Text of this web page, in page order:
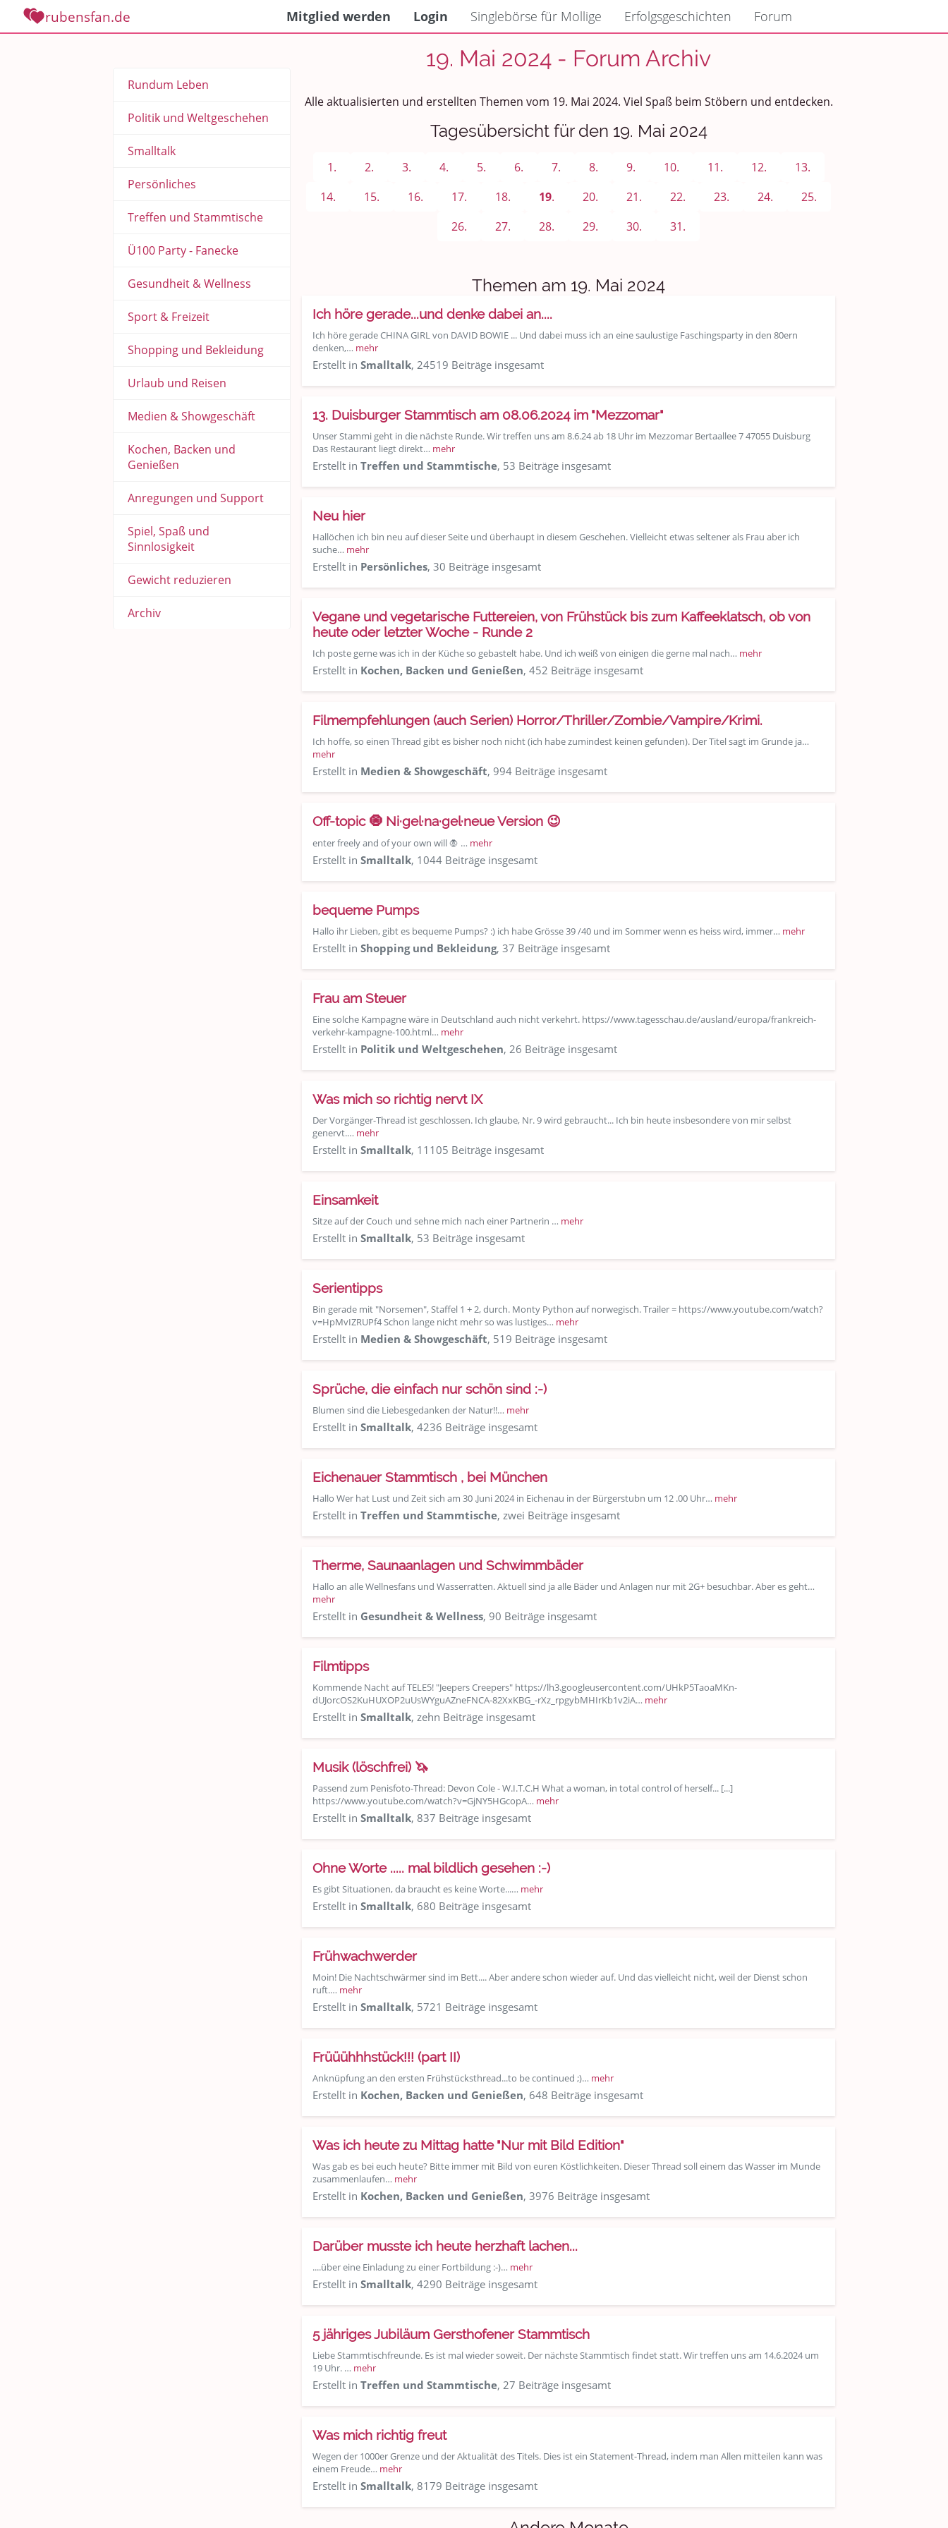
rubensfan.de Mitglied werden Login Singlebörse für Mollige Erfolgsgeschichten Forum
Rundum Leben
Politik und Weltgeschehen
Smalltalk
Persönliches
Treffen und Stammtische
Ü100 Party - Fanecke
Gesundheit & Wellness
Sport & Freizeit
Shopping und Bekleidung
Urlaub und Reisen
Medien & Showgeschäft
Kochen, Backen und
Genießen
Anregungen und Support
Spiel, Spaß und
Sinnlosigkeit
Gewicht reduzieren
Archiv
19. Mai 2024 - Forum Archiv
Alle aktualisierten und erstellten Themen vom 19. Mai 2024. Viel Spaß beim Stöbern und entdecken.
Tagesübersicht für den 19. Mai 2024
1. 2. 3. 4. 5. 6. 7. 8. 9. 10. 11. 12.
13.
14.
15. 16. 17. 18. 19. 20. 21. 22. 23. 24.
25.
26.
27. 28. 29. 30. 31.
Themen am 19. Mai 2024
Ich höre gerade...und denke dabei an....
Ich höre gerade CHINA GIRL von DAVID BOWIE ... Und dabei muss ich an eine saulustige Faschingsparty in den 80ern
denken,… mehr
Erstellt in Smalltalk, 24519 Beiträge insgesamt
13. Duisburger Stammtisch am 08.06.2024 im "Mezzomar"
Unser Stammi geht in die nächste Runde. Wir treffen uns am 8.6.24 ab 18 Uhr im Mezzomar Bertaallee 7 47055 Duisburg
Das Restaurant liegt direkt… mehr
Erstellt in Treffen und Stammtische, 53 Beiträge insgesamt
Neu hier
Hallöchen ich bin neu auf dieser Seite und überhaupt in diesem Geschehen. Vielleicht etwas seltener als Frau aber ich
suche… mehr
Erstellt in Persönliches, 30 Beiträge insgesamt
Vegane und vegetarische Futtereien, von Frühstück bis zum Kaffeeklatsch, ob von
heute oder letzter Woche - Runde 2
Ich poste gerne was ich in der Küche so gebastelt habe. Und ich weiß von einigen die gerne mal nach… mehr
Erstellt in Kochen, Backen und Genießen, 452 Beiträge insgesamt
Filmempfehlungen (auch Serien) Horror/Thriller/Zombie/Vampire/Krimi.
Ich hoffe, so einen Thread gibt es bisher noch nicht (ich habe zumindest keinen gefunden). Der Titel sagt im Grunde ja…
mehr
Erstellt in Medien & Showgeschäft, 994 Beiträge insgesamt
Off-topic 🧿 Ni·gel·na·gel·neue Version 😉
enter freely and of your own will 🧛 … mehr
Erstellt in Smalltalk, 1044 Beiträge insgesamt
bequeme Pumps
Hallo ihr Lieben, gibt es bequeme Pumps? :) ich habe Grösse 39 /40 und im Sommer wenn es heiss wird, immer… mehr
Erstellt in Shopping und Bekleidung, 37 Beiträge insgesamt
Frau am Steuer
Eine solche Kampagne wäre in Deutschland auch nicht verkehrt. https://www.tagesschau.de/ausland/europa/frankreich-
verkehr-kampagne-100.html… mehr
Erstellt in Politik und Weltgeschehen, 26 Beiträge insgesamt
Was mich so richtig nervt IX
Der Vorgänger-Thread ist geschlossen. Ich glaube, Nr. 9 wird gebraucht... Ich bin heute insbesondere von mir selbst
genervt.… mehr
Erstellt in Smalltalk, 11105 Beiträge insgesamt
Einsamkeit
Sitze auf der Couch und sehne mich nach einer Partnerin … mehr
Erstellt in Smalltalk, 53 Beiträge insgesamt
Serientipps
Bin gerade mit "Norsemen", Staffel 1 + 2, durch. Monty Python auf norwegisch. Trailer = https://www.youtube.com/watch?
v=HpMvIZRUPf4 Schon lange nicht mehr so was lustiges… mehr
Erstellt in Medien & Showgeschäft, 519 Beiträge insgesamt
Sprüche, die einfach nur schön sind :-)
Blumen sind die Liebesgedanken der Natur!!… mehr
Erstellt in Smalltalk, 4236 Beiträge insgesamt
Eichenauer Stammtisch , bei München
Hallo Wer hat Lust und Zeit sich am 30 .Juni 2024 in Eichenau in der Bürgerstubn um 12 .00 Uhr… mehr
Erstellt in Treffen und Stammtische, zwei Beiträge insgesamt
Therme, Saunaanlagen und Schwimmbäder
Hallo an alle Wellnesfans und Wasserratten. Aktuell sind ja alle Bäder und Anlagen nur mit 2G+ besuchbar. Aber es geht…
mehr
Erstellt in Gesundheit & Wellness, 90 Beiträge insgesamt
Filmtipps
Kommende Nacht auf TELE5! "Jeepers Creepers" https://lh3.googleusercontent.com/UHkP5TaoaMKn-
dUJorcOS2KuHUXOP2uUsWYguAZneFNCA-82XxKBG_-rXz_rpgybMHIrKb1v2iA… mehr
Erstellt in Smalltalk, zehn Beiträge insgesamt
Musik (löschfrei) 🦄
Passend zum Penisfoto-Thread: Devon Cole - W.I.T.C.H What a woman, in total control of herself... [...]
https://www.youtube.com/watch?v=GjNY5HGcopA… mehr
Erstellt in Smalltalk, 837 Beiträge insgesamt
Ohne Worte ..... mal bildlich gesehen :-)
Es gibt Situationen, da braucht es keine Worte...… mehr
Erstellt in Smalltalk, 680 Beiträge insgesamt
Frühwachwerder
Moin! Die Nachtschwärmer sind im Bett.... Aber andere schon wieder auf. Und das vielleicht nicht, weil der Dienst schon
ruft.… mehr
Erstellt in Smalltalk, 5721 Beiträge insgesamt
Früüühhhstück!!! (part II)
Anknüpfung an den ersten Frühstücksthread...to be continued ;)… mehr
Erstellt in Kochen, Backen und Genießen, 648 Beiträge insgesamt
Was ich heute zu Mittag hatte "Nur mit Bild Edition"
Was gab es bei euch heute? Bitte immer mit Bild von euren Köstlichkeiten. Dieser Thread soll einem das Wasser im Munde
zusammenlaufen… mehr
Erstellt in Kochen, Backen und Genießen, 3976 Beiträge insgesamt
Darüber musste ich heute herzhaft lachen...
....über eine Einladung zu einer Fortbildung :-)… mehr
Erstellt in Smalltalk, 4290 Beiträge insgesamt
5 jähriges Jubiläum Gersthofener Stammtisch
Liebe Stammtischfreunde. Es ist mal wieder soweit. Der nächste Stammtisch findet statt. Wir treffen uns am 14.6.2024 um
19 Uhr. … mehr
Erstellt in Treffen und Stammtische, 27 Beiträge insgesamt
Was mich richtig freut
Wegen der 1000er Grenze und der Aktualität des Titels. Dies ist ein Statement-Thread, indem man Allen mitteilen kann was
einem Freude… mehr
Erstellt in Smalltalk, 8179 Beiträge insgesamt